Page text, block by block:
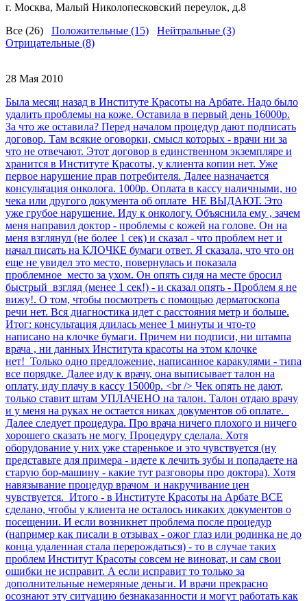
г. Москва, Малый Николопесковский переулок, д.8
Все (26) Положительные (15)
Нейтральные (3)
Отрицательные (8)
28 Мая 2010
Была месяц назад в Институте Красоты на Арбате. Надо было
удалить проблемы на коже. Оставила в первый день 16000р.
За что же оставила? Перед началом процедур дают подписать
договор. Там всякие оговорки, смысл которых - врачи ни за
что не отвечают. Этот договор в единственном экземпляре и
хранится в Институте Красоты, у клиента копии нет. Уже
первое нарушение прав потребителя. Далее назначается
консультация онколога. 1000р. Оплата в кассу наличными, но
чека или другого документа об оплате НЕ ВЫДАЮТ. Это
уже грубое нарушение. Иду к онкологу. Объяснила ему , зачем
меня направил доктор - проблемы с кожей на голове. Он на
меня взглянул (не более 1 сек) и сказал - что проблем нет и
начал писать на КЛОЧКЕ бумаги ответ. Я сказала, что что он
еще не увидел это место, повернулась и показала
проблемное место за ухом. Он опять сидя на месте бросил
быстрый взгляд (менее 1 сек!) - и сказал опять - Проблем я не
вижу!. О том, чтобы посмотреть с помощью дерматоскопа
речи нет. Вся диагностика идет с расстояния метр и больше.
Итог: консультация длилась менее 1 минуты и что-то
написано на клочке бумаги. Причем ни подписи, ни штампа
врача , ни данных Института красоты на этом клочке
нет! Только одно предложение, написанное каракулями - типа
все порядке. Далее иду к врачу, она выписывает талон на
оплату, иду плачу в кассу 15000р. <br /> Чек опять не дают,
только ставит штам УПЛАЧЕНО на талон. Талон отдаю врачу
и у меня на руках не остается никах документов об оплате.
Далее следует процедура. Про врача ничего плохого и ничего
хорошего сказать не могу. Процедуру сделала. Хотя
оборудование у них уже старенькое и это чувствуется (ну
представьте для примера - идете к лечить зубы и попадаете на
старую бор-машину - какие тут разговоры про доктора). Хотя
навязывание процедур врачом и накручивание цен
чувствуется. Итого - в Институте Красоты на Арбате ВСЕ
сделано, чтобы у клиента не осталось никаких документов о
посещении. И если возникнет проблема после процедур
(например как писали в отзывах - ожог глаз или родинка не до
конца удаленная стала перерождаться) - то в случае таких
проблем Институт Красоты совсем не виноват, и сам свои
ошибки не исправит. А если исправит то только за
дополнительные немеряные деньги. И врачи прекрасно
осознают эту ситуацию безнаказанности и могут работать как